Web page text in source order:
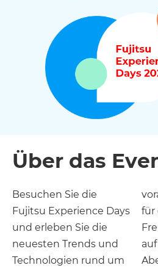
Über das
Besuchen Sie die
Fujitsu Experience Days
und erleben Sie die
neuesten Trends und
Technologien rund um
voranbringen und es fit
für die Zukunft machen.
Freuen Sie sich zudem
auf eine exklusive
Abendveranstaltung,